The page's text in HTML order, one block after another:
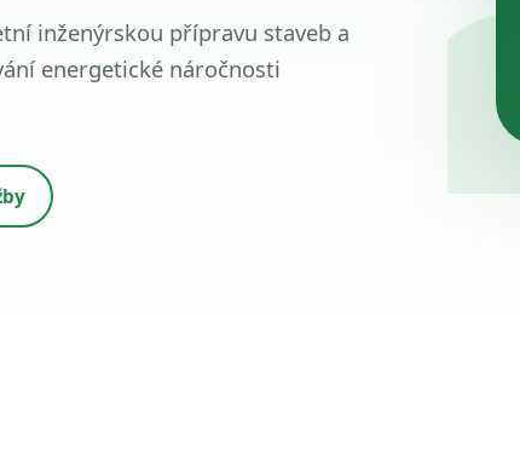
inženýrskou přípravu staveb a
energetické náročnosti